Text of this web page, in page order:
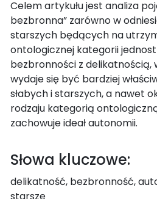
Celem artykułu jest analiza
bezbronna” zarówno w
starszych będących na
ontologicznej kategorii
bezbronności z delikatnością,
wydaje się być bardziej
słabych i starszych, a nawet
rodzaju kategorią
zachowuje ideał autonomii.
Słowa kluczowe:
delikatność, bezbronność,